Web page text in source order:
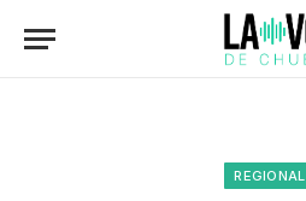
REGIONAL